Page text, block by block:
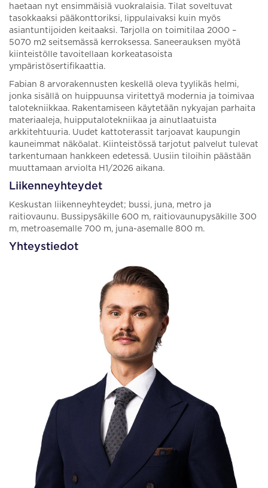
haetaan nyt ensimmäisiä vuokralaisia. Tilat soveltuvat
tasokkaaksi pääkonttoriksi, lippulaivaksi kuin myös
asiantuntijoiden keitaaksi. Tarjolla on toimitilaa 2000 –
5070 m2 seitsemässä kerroksessa. Saneerauksen myötä
kiinteistölle tavoitellaan korkeatasoista
ympäristösertifikaattia.
Fabian 8 arvorakennusten keskellä oleva tyylikäs helmi,
jonka sisällä on huippuunsa viritettyä modernia ja toimivaa
talotekniikkaa. Rakentamiseen käytetään nykyajan parhaita
materiaaleja, huipputalotekniikaa ja ainutlaatuista
arkkitehtuuria. Uudet kattoterassit tarjoavat kaupungin
kauneimmat näköalat. Kiinteistössä tarjotut palvelut tulevat
tarkentumaan hankkeen edetessä. Uusiin tiloihin päästään
muuttamaan arviolta H1/2026 aikana.
Liikenneyhteydet
Keskustan liikenneyhteydet; bussi, juna, metro ja
raitiovaunu. Bussipysäkille 600 m, raitiovaunupysäkille 300
m, metroasemalle 700 m, juna-asemalle 800 m.
Yhteystiedot